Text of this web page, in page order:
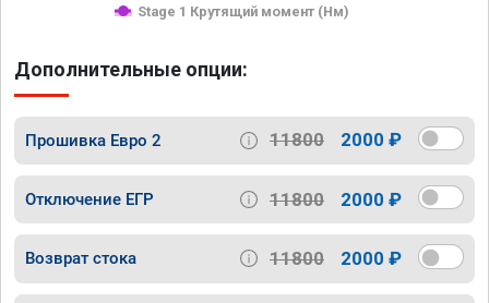
Stage 1 Крутящий момент (Нм)
Дополнительные опции:
Прошивка Евро 2 11800 2000 ₽
Отключение ЕГР 11800 2000 ₽
Возврат стока 11800 2000 ₽